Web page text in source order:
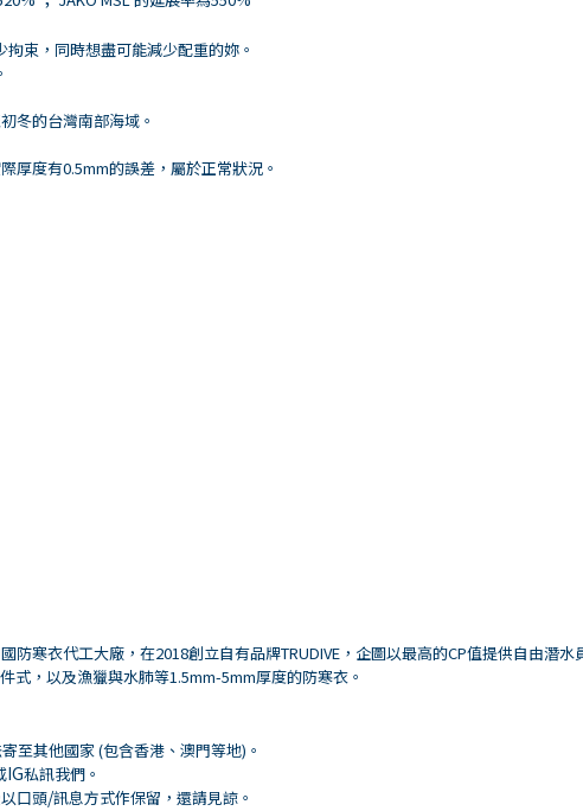
束，同時想盡可能減少配重的妳。
冬的台灣南部海域。
厚度有0.5mm的誤差，屬於正常狀況。
防寒衣代工大廠，在2018創立自有品牌TRUDIVE，企圖以最高的CP值提供自由潛
式，以及漁獵與水肺等1.5mm-5mm厚度的防寒衣。
至其他國家 (包含香港、澳門等地)。
IG私訊我們。
口頭/訊息方式作保留，還請見諒。